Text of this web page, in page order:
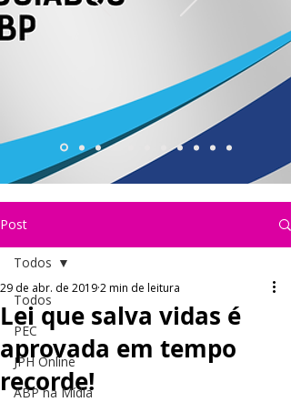
Post
Todos
PEC
JPH Online
ABP na Mídia
Todos
Lei que salva vidas é
aprovada em tempo
recorde!
29 de abr. de 20192 min de leitura